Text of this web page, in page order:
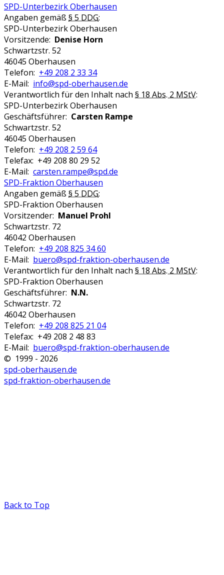
SPD-Unterbezirk Oberhausen
Angaben gemäß § 5 DDG:
SPD-Unterbezirk Oberhausen
Vorsitzende: Denise Horn
Schwartzstr. 52
46045 Oberhausen
Telefon: +49 208 2 33 34
E-Mail: info@spd-oberhausen.de
Verantwortlich für den Inhalt nach § 18 Abs. 2 MStV:
SPD-Unterbezirk Oberhausen
Geschäftsführer: Carsten Rampe
Schwartzstr. 52
46045 Oberhausen
Telefon: +49 208 2 59 64
Telefax: +49 208 80 29 52
E-Mail: carsten.rampe@spd.de
SPD-Fraktion Oberhausen
Angaben gemäß § 5 DDG:
SPD-Fraktion Oberhausen
Vorsitzender: Manuel Prohl
Schwartzstr. 72
46042 Oberhausen
Telefon: +49 208 825 34 60
E-Mail: buero@spd-fraktion-oberhausen.de
Verantwortlich für den Inhalt nach § 18 Abs. 2 MStV:
SPD-Fraktion Oberhausen
Geschäftsführer: N.N.
Schwartzstr. 72
46042 Oberhausen
Telefon: +49 208 825 21 04
Telefax: +49 208 2 48 83
E-Mail: buero@spd-fraktion-oberhausen.de
© 1999 - 2026
spd-oberhausen.de
spd-fraktion-oberhausen.de
Back to Top